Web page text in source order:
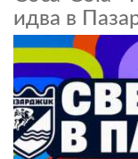
идва в